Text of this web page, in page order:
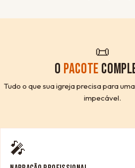
📜
O PACOTE
Tudo o que sua igreja precisa para
impecável.
🎤